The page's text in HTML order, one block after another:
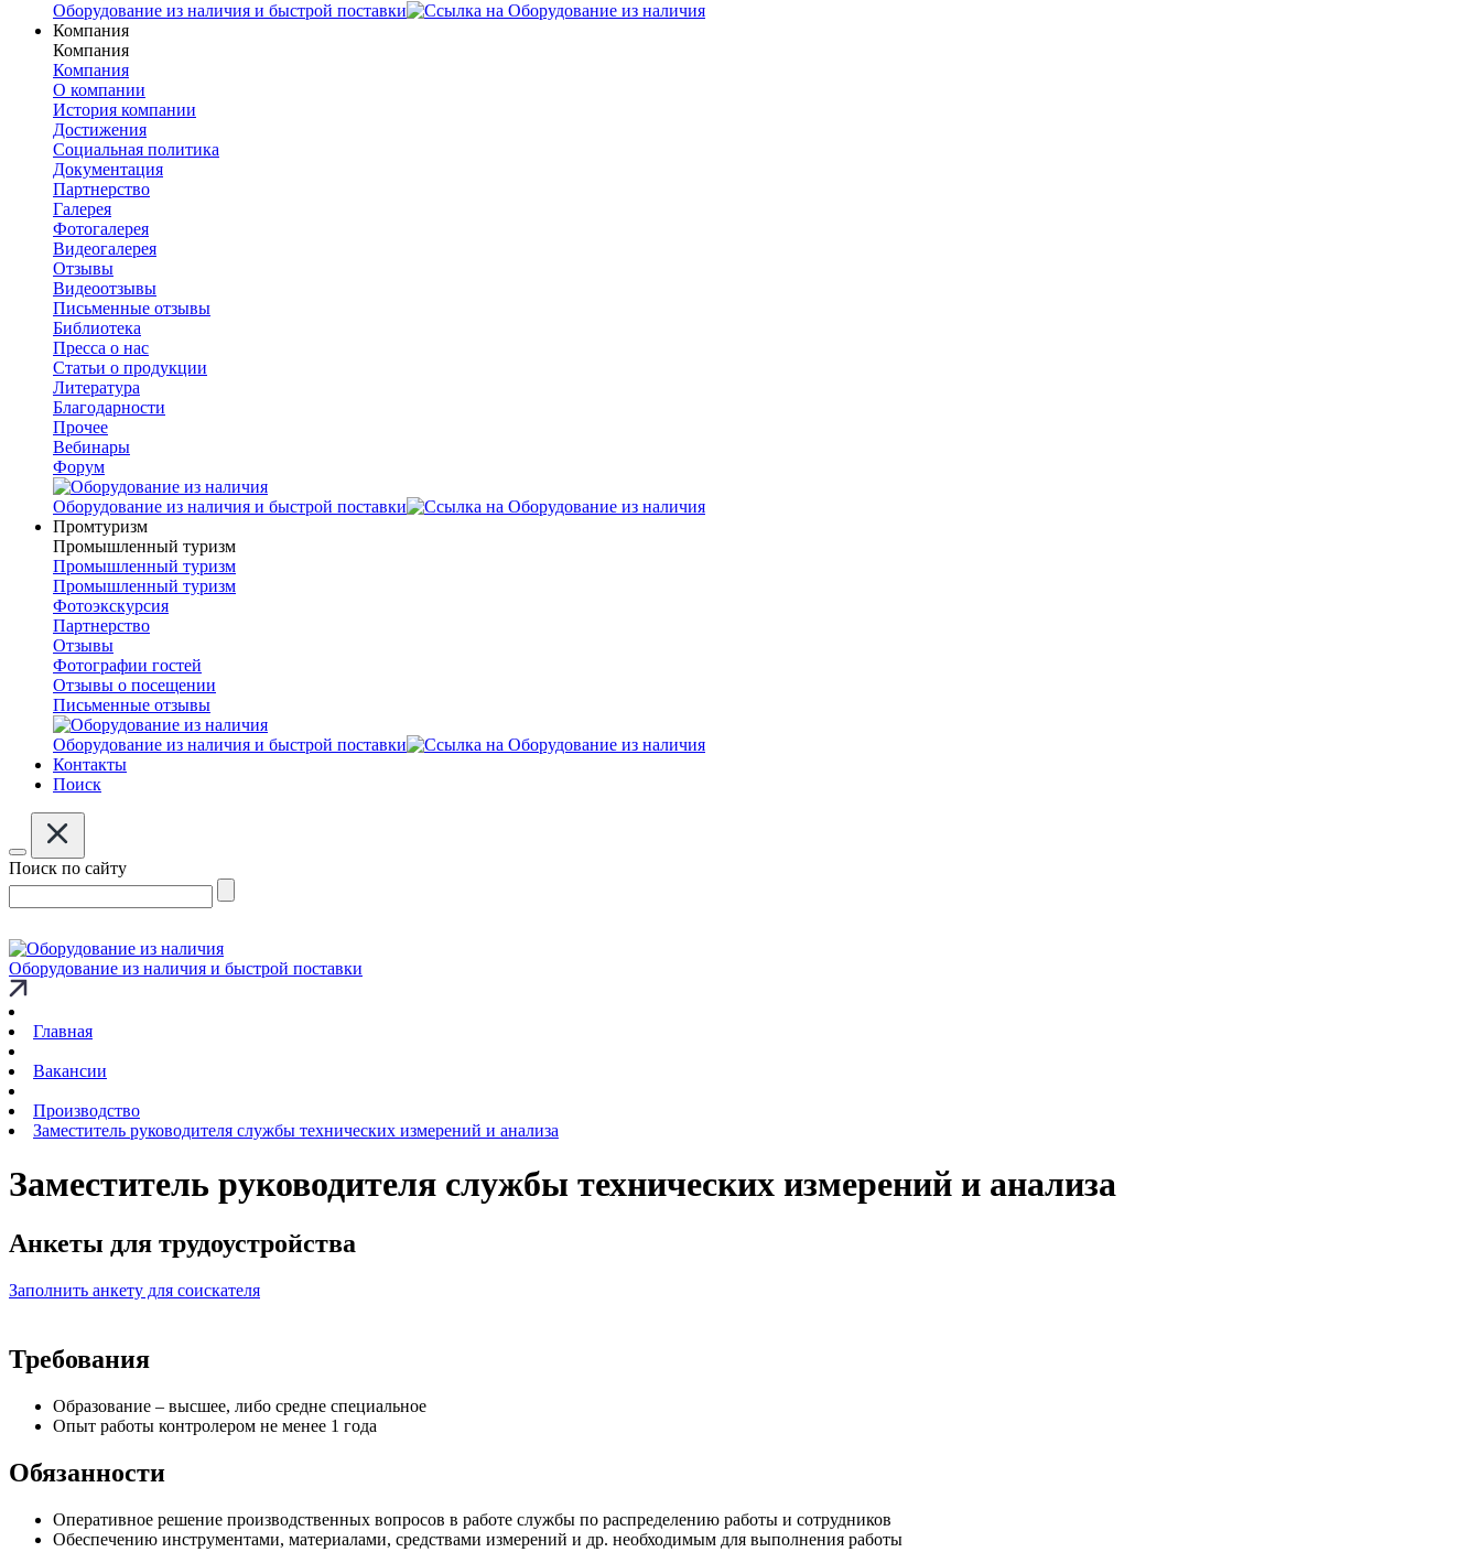
Оборудование из наличия и быстрой поставки
Компания
Компания
Компания
О компании
История компании
Достижения
Социальная политика
Документация
Партнерство
Галерея
Фотогалерея
Видеогалерея
Отзывы
Видеоотзывы
Письменные отзывы
Библиотека
Пресса о нас
Статьи о продукции
Литература
Благодарности
Прочее
Вебинары
Форум
Оборудование из наличия и быстрой поставки
Промтуризм
Промышленный туризм
Промышленный туризм
Промышленный туризм
Фотоэкскурсия
Партнерство
Отзывы
Фотографии гостей
Отзывы о посещении
Письменные отзывы
Оборудование из наличия и быстрой поставки
Контакты
Поиск
Поиск по сайту
Оборудование из наличия и быстрой поставки
Главная
Вакансии
Производство
Заместитель руководителя службы технических измерений и анализа
Заместитель руководителя службы технических измерений и анализа
Анкеты для трудоустройства
Заполнить анкету для соискателя
Требования
Образование – высшее, либо средне специальное
Опыт работы контролером не менее 1 года
Обязанности
Оперативное решение производственных вопросов в работе службы по распределению работы и сотрудников
Обеспечению инструментами, материалами, средствами измерений и др. необходимым для выполнения работы